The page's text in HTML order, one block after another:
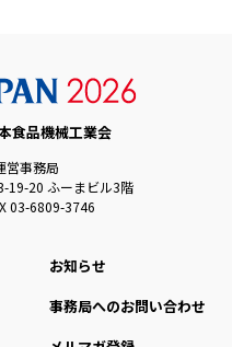
食品機械工業会
営事務局
19-20 ふーまビル3階
03-6809-3746
お知らせ
事務局へのお問い合わせ